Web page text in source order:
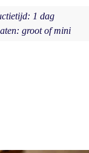
1 dag
groot of mini